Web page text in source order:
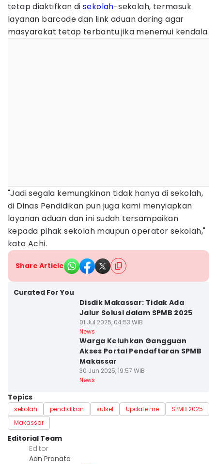
tetap diaktifkan di sekolah-sekolah, termasuk
layanan barcode dan link aduan daring agar
masyarakat tetap terbantu jika menemui kendala.
"Jadi segala kemungkinan tidak hanya di sekolah,
di Dinas Pendidikan pun juga kami menyiapkan
layanan aduan dan ini sudah tersampaikan
kepada pihak sekolah maupun operator sekolah,"
kata Achi.
Share Article
Curated For You
Disdik Makassar: Tidak Ada
Jalur Solusi dalam SPMB 2025
01 Jul 2025, 04:53 WIB
News
Warga Keluhkan Gangguan
Akses Portal Pendaftaran SPMB
Makassar
30 Jun 2025, 19:57 WIB
News
Topics
sekolah pendidikan sulsel Update me
SPMB 2025
Makassar
Editorial Team
Editor
Aan Pranata